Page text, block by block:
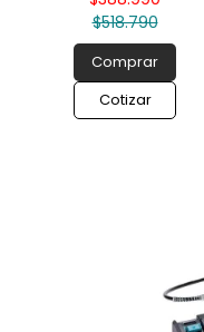
$518.790
Comprar
Cotizar